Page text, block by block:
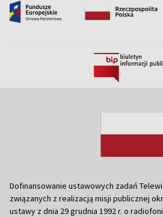
Dofinansowanie ustawowych zadań
związanych z realizacją misji publicznej
ustawy z dnia 29 grudnia 1992 r. o